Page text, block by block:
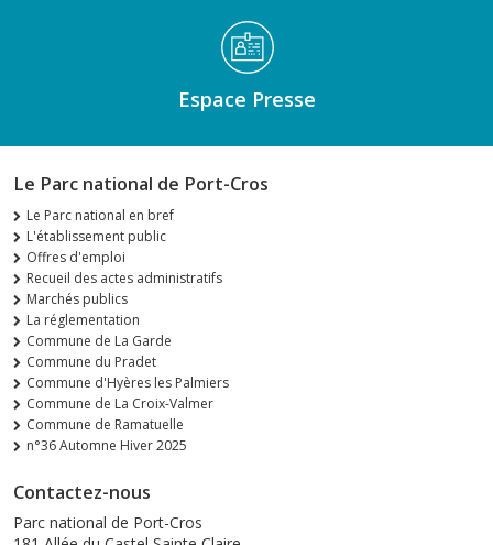
Espace Presse
Le Parc national de Port-Cros
Le Parc national en bref
L'établissement public
Offres d'emploi
Recueil des actes administratifs
Marchés publics
La réglementation
Commune de La Garde
Commune du Pradet
Commune d'Hyères les Palmiers
Commune de La Croix-Valmer
Commune de Ramatuelle
n°36 Automne Hiver 2025
Contactez-nous
Parc national de Port-Cros